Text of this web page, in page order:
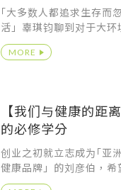
以极少雨的关系造成大气
外污染的关系，空气品质
对于肺部健康的影响就很
｢大多数人都追求生存而
活」辜琪钧聊到对于大环
到，但也因为这几年科技
大家开始对于生活中的温
素。
MORE
【我们与健康的距
的必修学分
创业之初就立志成为｢亚
健康品牌」的刘彦伯，希
有趣、更生活化、更有文